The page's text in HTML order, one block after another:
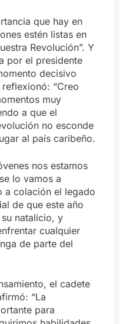
que hay en
estén listas en
Revolución”. Y
por el presidente
decisivo
“Creo
muy
a que el
no esconde
al país caribeño.
nos estamos
lo vamos a
a colación el legado
de que este año
natalicio, y
cualquier
de parte del
el cadete
“La
para